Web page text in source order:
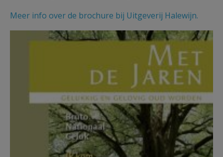
Meer info over de brochure bij Uitgeverij Halewijn.